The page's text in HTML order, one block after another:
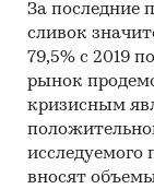
поэтапная
(
течение
получением
реализацию
а также
За последние
сливок
79,5% с 2019
рынок
кризисным
исследуемого
вносят